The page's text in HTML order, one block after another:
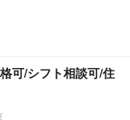
可/シフト相談可/住